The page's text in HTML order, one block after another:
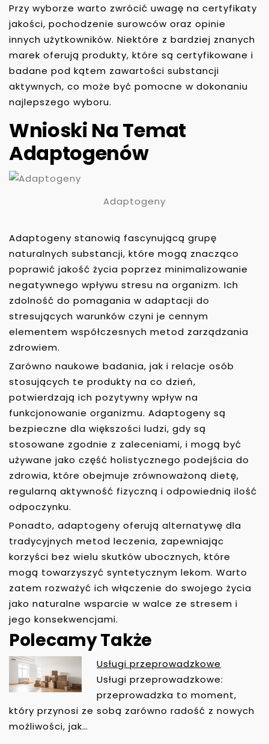
Przy wyborze warto zwrócić uwagę na certyfikaty
jakości, pochodzenie surowców oraz opinie
innych użytkowników. Niektóre z bardziej znanych
marek oferują produkty, które są certyfikowane i
badane pod kątem zawartości substancji
aktywnych, co może być pomocne w dokonaniu
najlepszego wyboru.
Wnioski Na Temat
Adaptogenów
Adaptogeny
Adaptogeny stanowią fascynującą grupę
naturalnych substancji, które mogą znacząco
poprawić jakość życia poprzez minimalizowanie
negatywnego wpływu stresu na organizm. Ich
zdolność do pomagania w adaptacji do
stresujących warunków czyni je cennym
elementem współczesnych metod zarządzania
zdrowiem.
Zarówno naukowe badania, jak i relacje osób
stosujących te produkty na co dzień,
potwierdzają ich pozytywny wpływ na
funkcjonowanie organizmu. Adaptogeny są
bezpieczne dla większości ludzi, gdy są
stosowane zgodnie z zaleceniami, i mogą być
używane jako część holistycznego podejścia do
zdrowia, które obejmuje zrównoważoną dietę,
regularną aktywność fizyczną i odpowiednią ilość
odpoczynku.
Ponadto, adaptogeny oferują alternatywę dla
tradycyjnych metod leczenia, zapewniając
korzyści bez wielu skutków ubocznych, które
mogą towarzyszyć syntetycznym lekom. Warto
zatem rozważyć ich włączenie do swojego życia
jako naturalne wsparcie w walce ze stresem i
jego konsekwencjami.
Polecamy Także
Usługi przeprowadzkowe
Usługi przeprowadzkowe:
przeprowadzka to moment,
który przynosi ze sobą zarówno radość z nowych
możliwości, jak…
N
W
I